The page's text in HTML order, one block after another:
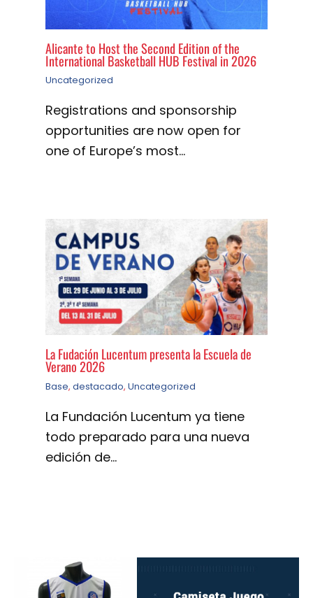
Alicante to Host the Second Edition of the
International Basketball HUB Festival in 2026
Uncategorized
Registrations and sponsorship
opportunities are now open for
one of Europe’s most…
La Fudación Lucentum presenta la Escuela de
Verano 2026
Base, destacado, Uncategorized
La Fundación Lucentum ya tiene
todo preparado para una nueva
edición de…